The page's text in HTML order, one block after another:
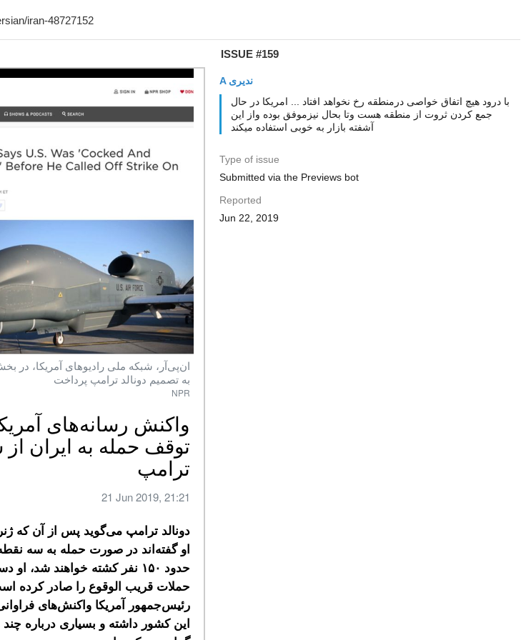
ISSUE #159
A ندیری
با درود هیچ اتفاق خواصی درمنطقه رخ نخواهد افتاد ... امریکا در حال
جمع کردن ثروت از منطقه هست وتا بحال نیزموفق بوده واز این
آشفته بازار به خوبی استفاده میکند
Type of issue
Submitted via the Previews bot
Reported
Jun 22, 2019